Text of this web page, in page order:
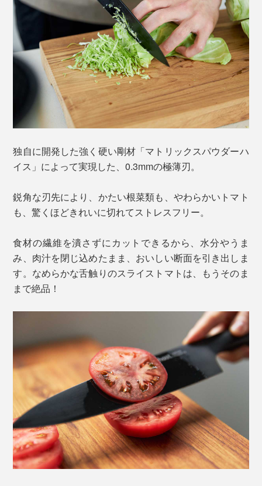
独自に開発した強く硬い剛材「マトリックスパウダーハ
イス」によって実現した、0.3mmの極薄刃。
鋭角な刃先により、かたい根菜類も、やわらかいトマト
も、驚くほどきれいに切れてストレスフリー。
食材の繊維を潰さずにカットできるから、水分やうま
み、肉汁を閉じ込めたまま、おいしい断面を引き出しま
す。なめらかな舌触りのスライストマトは、もうそのま
まで絶品！